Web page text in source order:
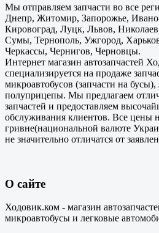
Мы отправляем запчасти во все
Днепр, Житомир, Запорожье,
Кировоград, Луцк, Львов,
Сумы, Тернополь, Ужгород,
Черкассы, Чернигов, Черновцы.
Интернет магазин автозапчастей
специализируется на продаже
микроавтобусов (запчасти на
полуприцепы. Мы предлагаем
запчастей и предоставляем
обслуживания клиентов. Все цены
гривне(национальной валюте
не значительно отличатся от
О сайте
Ходовик.ком - магазин
микроавтобусы и легковые